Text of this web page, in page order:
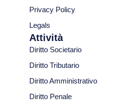
Privacy Policy
Legals
Attività
Diritto Societario
Diritto Tributario
Diritto Amministrativo
Diritto Penale